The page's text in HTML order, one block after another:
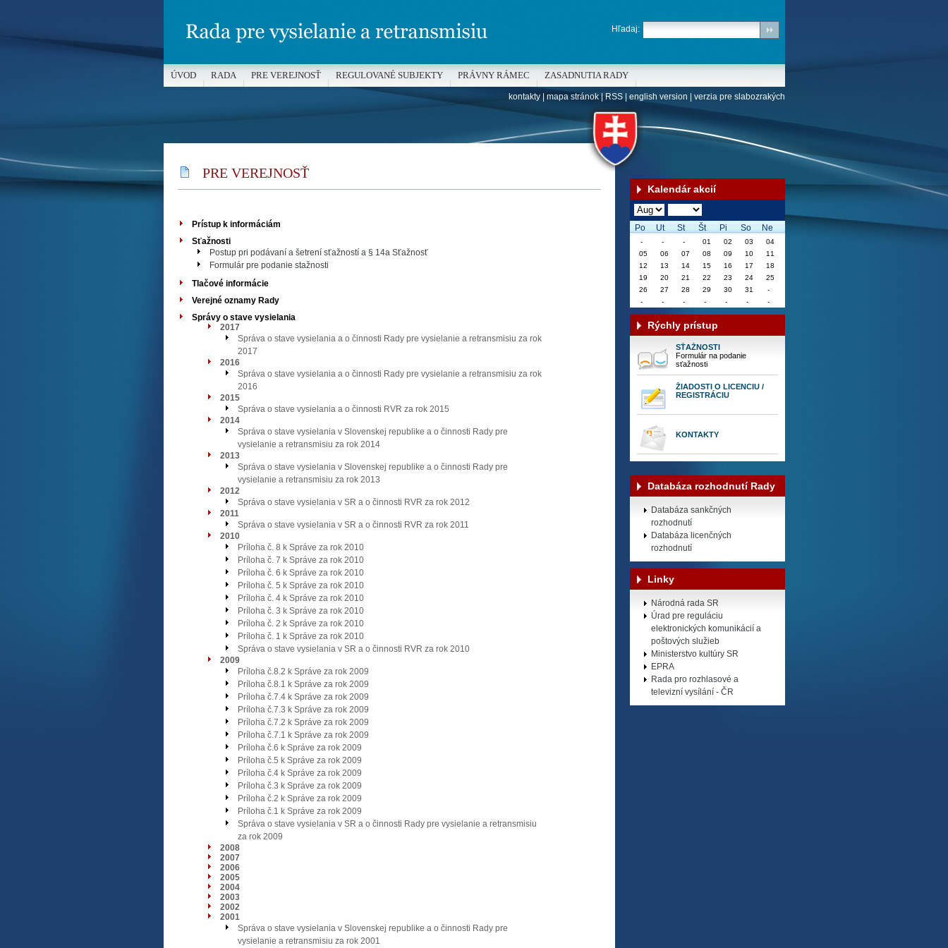
PRE VEREJNOSŤ
Prístup k informáciám
Sťažnosti
Postup pri podávaní a šetrení sťažností a § 14a Sťažnosť
Formulár pre podanie stažnosti
Tlačové informácie
Verejné oznamy Rady
Správy o stave vysielania
2017
Správa o stave vysielania a o činnosti Rady pre vysielanie a retransmisiu za rok
2017
2016
Správa o stave vysielania a o činnosti Rady pre vysielanie a retransmisiu za rok
2016
2015
Správa o stave vysielania a o činnosti RVR za rok 2015
2014
Správa o stave vysielania v Slovenskej republike a o činnosti Rady pre
vysielanie a retransmisiu za rok 2014
2013
Správa o stave vysielania v Slovenskej republike a o činnosti Rady pre
vysielanie a retransmisiu za rok 2013
2012
Správa o stave vysielania v SR a o činnosti RVR za rok 2012
2011
Správa o stave vysielania v SR a o činnosti RVR za rok 2011
2010
Príloha č. 8 k Správe za rok 2010
Príloha č. 7 k Správe za rok 2010
Príloha č. 6 k Správe za rok 2010
Príloha č. 5 k Správe za rok 2010
Príloha č. 4 k Správe za rok 2010
Príloha č. 3 k Správe za rok 2010
Príloha č. 2 k Správe za rok 2010
Príloha č. 1 k Správe za rok 2010
Správa o stave vysielania v SR a o činnosti RVR za rok 2010
2009
Príloha č.8.2 k Správe za rok 2009
Príloha č.8.1 k Správe za rok 2009
Príloha č.7.4 k Správe za rok 2009
Príloha č.7.3 k Správe za rok 2009
Príloha č.7.2 k Správe za rok 2009
Príloha č.7.1 k Správe za rok 2009
Príloha č.6 k Správe za rok 2009
Príloha č.5 k Správe za rok 2009
Príloha č.4 k Správe za rok 2009
Príloha č.3 k Správe za rok 2009
Príloha č.2 k Správe za rok 2009
Príloha č.1 k Správe za rok 2009
Správa o stave vysielania v SR a o činnosti Rady pre vysielanie a retransmisiu
za rok 2009
2008
2007
2006
2005
2004
2003
2002
2001
Správa o stave vysielania v Slovenskej republike a o činnosti Rady pre
vysielanie a retransmisiu za rok 2001
Kalendár akcií
Po Ut St Št Pi So Ne
Rýchly prístup
SŤAŽNOSTI
Formulár na podanie
sťažnosti
ŽIADOSTI O LICENCIU /
REGISTRÁCIU
KONTAKTY
Databáza rozhodnutí Rady
Databáza sankčných
rozhodnutí
Databáza licenčných
rozhodnutí
Linky
Národná rada SR
Úrad pre reguláciu
elektronických komunikácií a
poštových služieb
Ministerstvo kultúry SR
EPRA
Rada pro rozhlasové a
televizní vysílání - ČR
Hľadaj:
ÚVOD RADA PRE VEREJNOSŤ REGULOVANÉ SUBJEKTY PRÁVNY RÁMEC ZASADNUTIA RADY
kontakty| mapa stránok|RSS| english version verzia pre slabozrakých